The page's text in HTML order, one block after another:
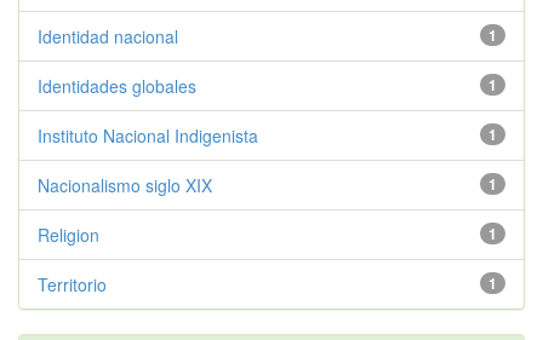
1
Identidad nacional
1
Identidades globales
1
Instituto Nacional Indigenista
1
Nacionalismo siglo XIX
1
Religion
1
Territorio